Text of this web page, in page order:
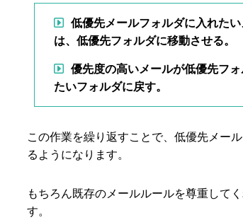
低優先メールフォルダに入れた
は、低優先フォルダに移動させる。
優先度の高いメールが低優先フ
たいフォルダに戻す。
この作業を繰り返すことで、低優先メー
るようになります。
もちろん既存のメールルールを尊重して
す。